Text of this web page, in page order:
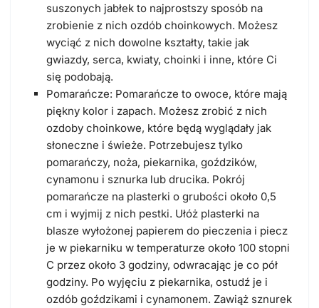
suszonych jabłek to najprostszy sposób na
zrobienie z nich ozdób choinkowych. Możesz
wyciąć z nich dowolne kształty, takie jak
gwiazdy, serca, kwiaty, choinki i inne, które Ci
się podobają.
Pomarańcze: Pomarańcze to owoce, które mają
piękny kolor i zapach. Możesz zrobić z nich
ozdoby choinkowe, które będą wyglądały jak
słoneczne i świeże. Potrzebujesz tylko
pomarańczy, noża, piekarnika, goździków,
cynamonu i sznurka lub drucika. Pokrój
pomarańcze na plasterki o grubości około 0,5
cm i wyjmij z nich pestki. Ułóż plasterki na
blasze wyłożonej papierem do pieczenia i piecz
je w piekarniku w temperaturze około 100 stopni
C przez około 3 godziny, odwracając je co pół
godziny. Po wyjęciu z piekarnika, ostudź je i
ozdób goździkami i cynamonem. Zawiąż sznurek